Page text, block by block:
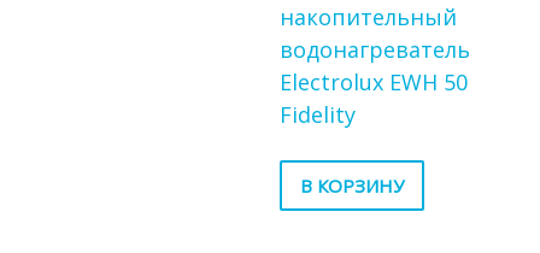
накопительный
водонагреватель
Electrolux EWH 50
Fidelity
В КОРЗИНУ